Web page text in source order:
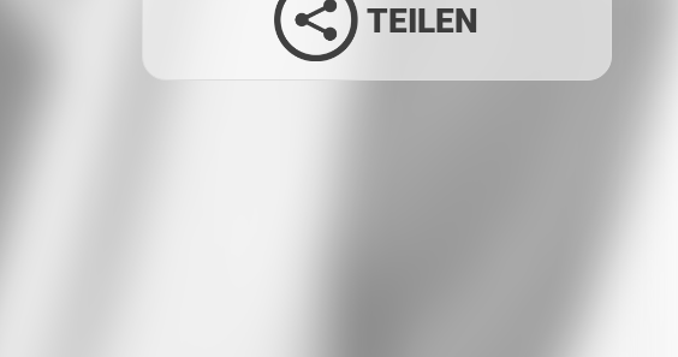
TEILEN